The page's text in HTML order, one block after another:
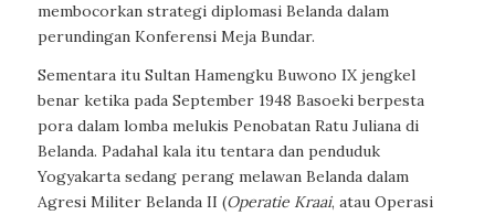
membocorkan strategi diplomasi Belanda dalam
perundingan Konferensi Meja Bundar.
Sementara itu Sultan Hamengku Buwono IX jengkel
benar ketika pada September 1948 Basoeki berpesta
pora dalam lomba melukis Penobatan Ratu Juliana di
Belanda. Padahal kala itu tentara dan penduduk
Yogyakarta sedang perang melawan Belanda dalam
Agresi Militer Belanda II (Operatie Kraai, atau Operasi